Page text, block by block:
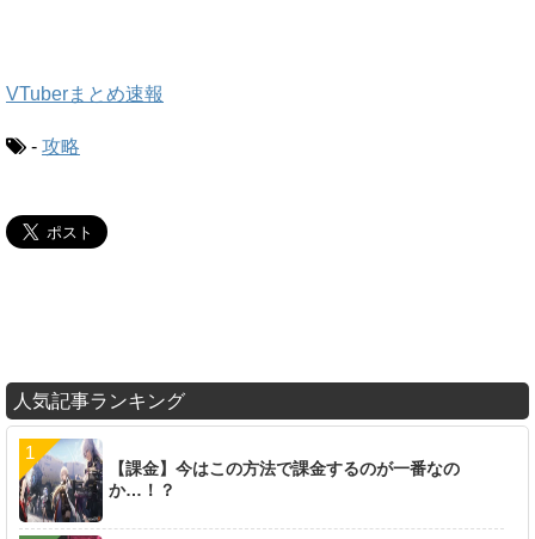
VTuberまとめ速報
- 攻略
人気記事ランキング
【課金】今はこの方法で課金するのが一番なの
か…！？